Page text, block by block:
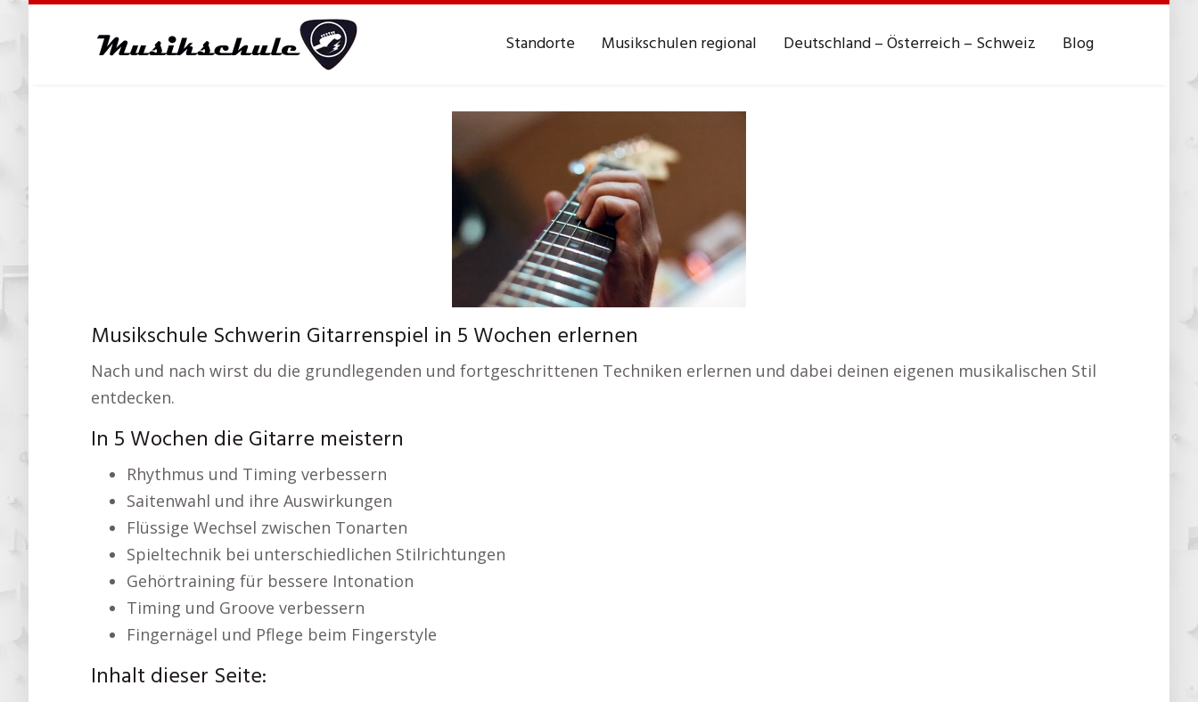
content
Standorte Musikschulen regional Deutschland – Österreich – Schweiz Blog
Musikschule Schwerin Gitarrenspiel in 5 Wochen erlernen
Nach und nach wirst du die grundlegenden und fortgeschrittenen Techniken erlernen und dabei deinen eigenen musikalischen Stil
entdecken.
In 5 Wochen die Gitarre meistern
Rhythmus und Timing verbessern
Saitenwahl und ihre Auswirkungen
Flüssige Wechsel zwischen Tonarten
Spieltechnik bei unterschiedlichen Stilrichtungen
Gehörtraining für bessere Intonation
Timing und Groove verbessern
Fingernägel und Pflege beim Fingerstyle
Inhalt dieser Seite: